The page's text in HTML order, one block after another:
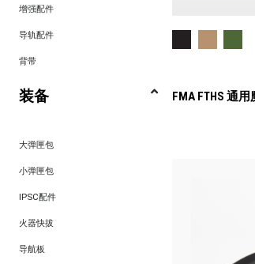
增强配件
导轨配件
背带
装备
大弹匣包
小弹匣包
IPSC配件
火器快拔
导航板
FMA FTHS 通